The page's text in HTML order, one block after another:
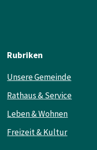
Rubriken
Unsere Gemeinde
Rathaus & Service
Leben & Wohnen
Freizeit & Kultur